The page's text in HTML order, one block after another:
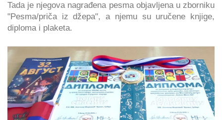
Tada je njegova nagrađena pesma objavljena u zborniku
"Pesma/priča iz džepa", a njemu su uručene knjige,
diploma i plaketa.